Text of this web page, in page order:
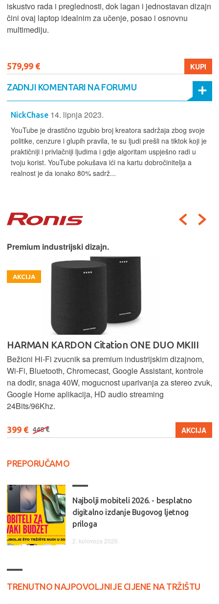
iskustvo rada i preglednosti, dok lagan i jednostavan dizajn
čini ovaj laptop idealnim za učenje, posao i osnovnu
multimediju.
579,99 € KUPI
ZADNJI KOMENTARI NA FORUMU
NickChase 14. lipnja 2023.
YouTube je drastično izgubio broj kreatora sadržaja zbog svoje
politike, cenzure i glupih pravila, te su ljudi prešli na tiktok koji je
praktičniji i privlačniji ljudima i gdje algoritam uspješno radi u
tvoju korist. YouTube pokušava ići na kartu dobročinitelja a
realnost je da ionako 80% sadrž...
Premium industrijski dizajn.
AKCIJA
HARMAN KARDON Citation ONE DUO MKIII
Bežicni Hi-Fi zvucnik sa premium industrijskim dizajnom,
Wi-Fi, Bluetooth, Chromecast, Google Assistant, kontrole
na dodir, snaga 40W, mogucnost uparivanja za stereo zvuk,
Google Home aplikacija, HD audio streaming
24Bits/96Khz.
399 € 448 € AKCIJA
PREPORUČAMO
Najbolji mobiteli 2026. - besplatno
digitalno izdanje Bugovog ljetnog
priloga
2. kolovoza 2026.
TRENUTNO NAJPOVOLJNIJE CIJENE NA TRŽIŠTU